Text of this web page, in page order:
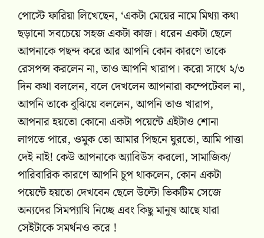
পোস্টে ফারিয়া লিখেছেন, ‘একটা মেয়ের নামে মিথ্যা কথা
ছড়ানো সবচেয়ে সহজ একটা কাজ। ধরেন একটা ছেলে
আপনাকে পছন্দ করে আর আপনি কোন কারণে তাকে
রেসপন্স করলেন না, তাও আপনি খারাপ। করো সাথে ২/৩
দিন কথা বললেন, বলে দেখলেন আপনারা কম্পেটেবল না,
আপনি তাকে বুঝিয়ে বললেন, আপনি তাও খারাপ,
আপনার হয়তো কোনো একটা পয়েন্টে এইটাও শোনা
লাগতে পারে, ওমুক তো আমার পিছনে ঘুরতো, আমি পাত্তা
দেই নাই! কেউ আপনাকে অ্যাবিউস করলো, সামাজিক/
পারিবারিক কারণে আপনি চুপ থাকলেন, কোন একটা
পয়েন্টে হয়তো দেখবেন ছেলে উল্টো ভিকটিম সেজে
অন্যদের সিমপ্যাথি নিচ্ছে এবং কিছু মানুষ আছে যারা
সেইটাকে সমর্থনও করে !